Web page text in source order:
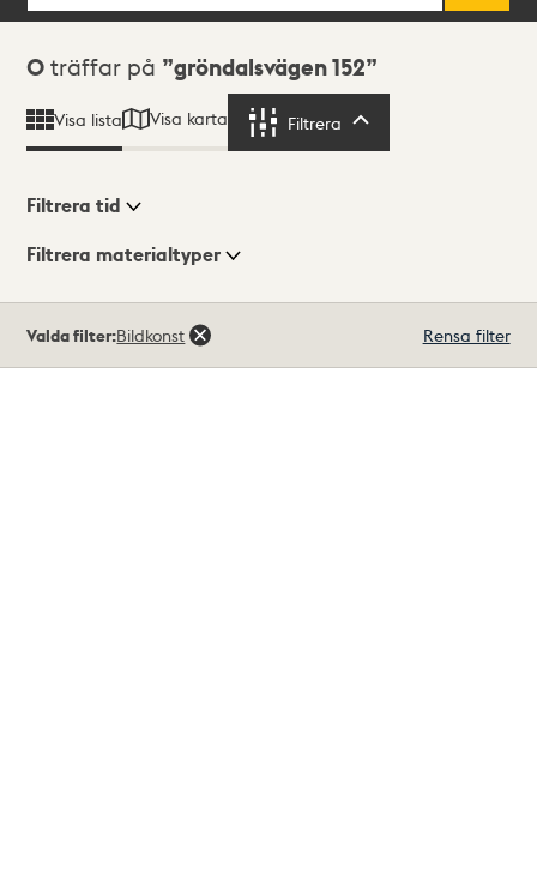
Sökresultat
0 träffar på gröndalsvägen 152
Visa lista Visa karta Filtrera
Visningsläge
Filtrera tid
Filtrera materialtyper
träffar
Valda filter:Bildkonst Rensa filter